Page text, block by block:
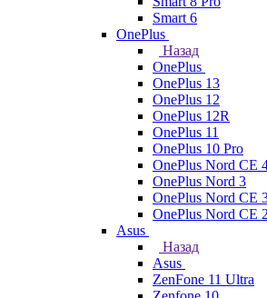
Smart 6
OnePlus
Назад
OnePlus
OnePlus 13
OnePlus 12
OnePlus 12R
OnePlus 11
OnePlus 10 Pro
OnePlus Nord CE
OnePlus Nord 3
OnePlus Nord CE
OnePlus Nord CE 2
Asus
Назад
Asus
ZenFone 11 Ultra